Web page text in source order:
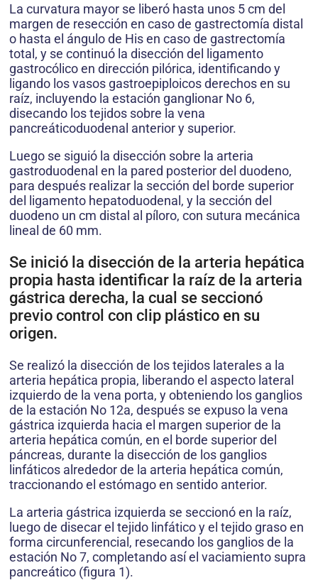
La curvatura mayor se liberó hasta unos 5 cm del
margen de resección en caso de gastrectomía distal
o hasta el ángulo de His en caso de gastrectomía
total, y se continuó la disección del ligamento
gastrocólico en dirección pilórica, identificando y
ligando los vasos gastroepiploicos derechos en su
raíz, incluyendo la estación ganglionar No 6,
disecando los tejidos sobre la vena
pancreáticoduodenal anterior y superior.
Luego se siguió la disección sobre la arteria
gastroduodenal en la pared posterior del duodeno,
para después realizar la sección del borde superior
del ligamento hepatoduodenal, y la sección del
duodeno un cm distal al píloro, con sutura mecánica
lineal de 60 mm.
Se inició la disección de la arteria hepática
propia hasta identificar la raíz de la arteria
gástrica derecha, la cual se seccionó
previo control con clip plástico en su
origen.
Se realizó la disección de los tejidos laterales a la
arteria hepática propia, liberando el aspecto lateral
izquierdo de la vena porta, y obteniendo los ganglios
de la estación No 12a, después se expuso la vena
gástrica izquierda hacia el margen superior de la
arteria hepática común, en el borde superior del
páncreas, durante la disección de los ganglios
linfáticos alrededor de la arteria hepática común,
traccionando el estómago en sentido anterior.
La arteria gástrica izquierda se seccionó en la raíz,
luego de disecar el tejido linfático y el tejido graso en
forma circunferencial, resecando los ganglios de la
estación No 7, completando así el vaciamiento supra
pancreático (figura 1).